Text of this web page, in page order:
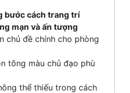
bước cách trang trí
mạn và ấn tượng
chủ đề chính cho phòng
tông màu chủ đạo phù
thể thiếu trong cách